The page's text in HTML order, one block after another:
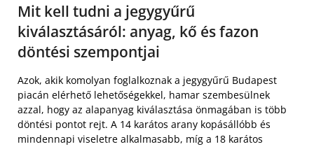
Mit kell tudni a jegygyűrű
kiválasztásáról: anyag, kő és fazon
döntési szempontjai
Azok, akik komolyan foglalkoznak a jegygyűrű Budapest
piacán elérhető lehetőségekkel, hamar szembesülnek
azzal, hogy az alapanyag kiválasztása önmagában is több
döntési pontot rejt. A 14 karátos arany kopásállóbb és
mindennapi viseletre alkalmasabb, míg a 18 karátos